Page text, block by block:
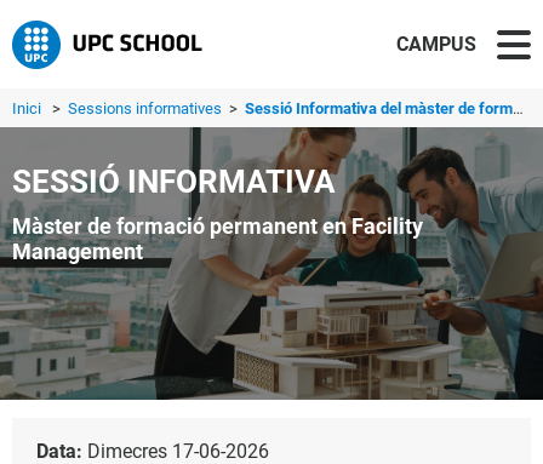
CAMPUS
Inici > Sessions informatives > Sessió Informativa del màster de formació permanent en Fa...
SESSIÓ INFORMATIVA
Màster de formació permanent en Facility
Management
Data: Dimecres 17-06-2026